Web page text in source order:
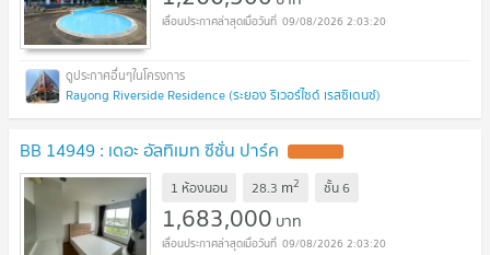
09/08/2026 2:03:20
Rayong Riverside Residence (ระยอง ริเวอร์ไซด์ เรสซิเดนซ์)
BB 14949 : เดอะ อัลทิเมท ซีซั่น ปาร์ค
1 ห้องนอน 28.3 m2 ชั้น6
1,683,000 บาท
09/08/2026 2:03:20